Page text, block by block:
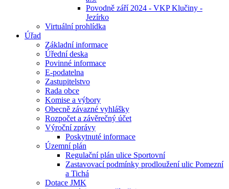
Povodně září 2024 - VKP Klučiny -
Jezírko
Virtuální prohlídka
Úřad
Základní informace
Úřední deska
Povinné informace
E-podatelna
Zastupitelstvo
Rada obce
Komise a výbory
Obecně závazné vyhlášky
Rozpočet a závěrečný účet
Výroční zprávy
Poskytnuté informace
Územní plán
Regulační plán ulice Sportovní
Zastavovací podmínky prodloužení ulic Pomezní
a Tichá
Dotace JMK